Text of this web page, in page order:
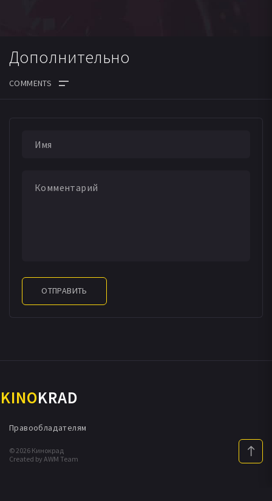
Дополнительно
ОТПРАВИТЬ
KINOKRAD
© 2026 Кинокрад
Created by AWM Team
Правообладателям